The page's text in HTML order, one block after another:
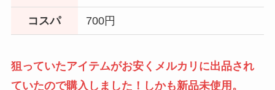
コスパ 700円
狙っていたアイテムがお安くメルカリに出品され
ていたので購入しました！しかも新品未使用。